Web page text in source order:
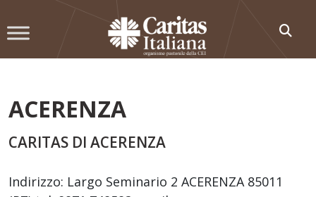
to
ACERENZA
CARITAS DI ACERENZA
Indirizzo: Largo Seminario 2 ACERENZA 85011